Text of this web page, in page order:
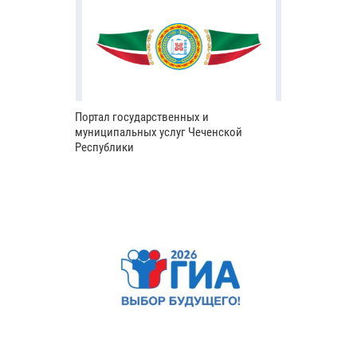
Портал государственных и
муниципальных услуг Чеченской
Республики